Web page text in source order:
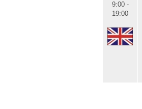
9:00 -
19:00